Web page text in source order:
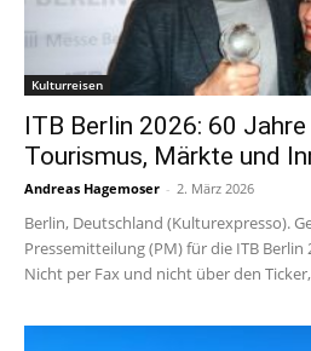
Kulturreisen
ITB Berlin 2026: 60
Tourismus, Märkte und
Andreas Hagemoser - 2. März 2026
Berlin, Deutschland (Kulturexpresso).
Pressemitteilung (PM) für die ITB
Nicht per Fax und nicht über den